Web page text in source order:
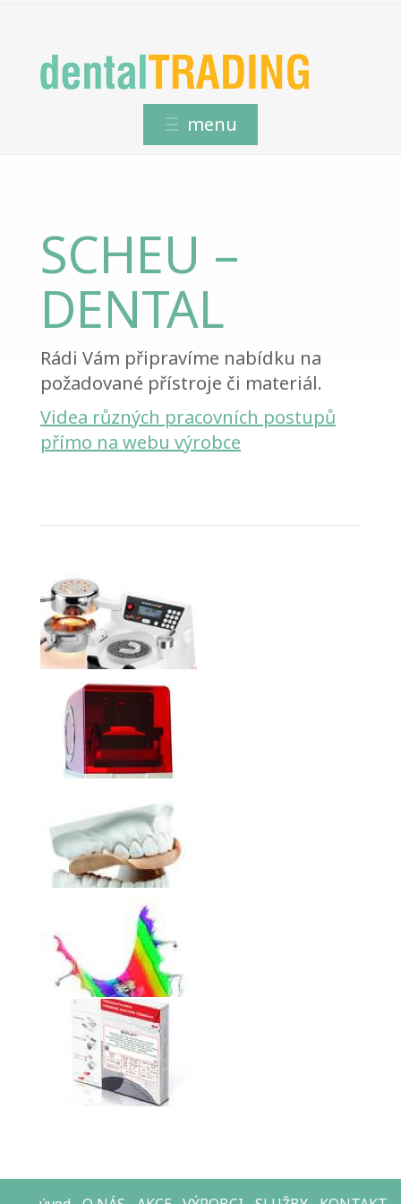
SCHEU –
DENTAL
Rádi Vám připravíme nabídku na
požadované přístroje či materiál.
Videa různých pracovních postupů
přímo na webu výrobce